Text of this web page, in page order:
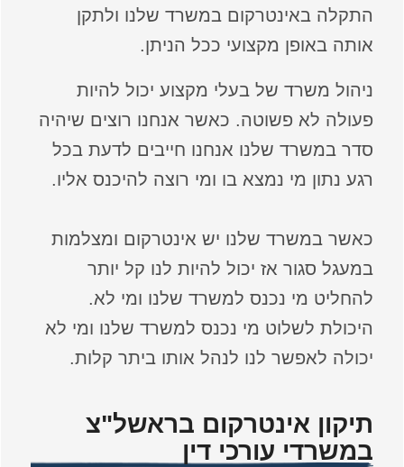
התקלה באינטרקום במשרד שלנו ולתקן
אותה באופן מקצועי ככל הניתן.
ניהול משרד של בעלי מקצוע יכול להיות
פעולה לא פשוטה. כאשר אנחנו רוצים שיהיה
סדר במשרד שלנו אנחנו חייבים לדעת בכל
רגע נתון מי נמצא בו ומי רוצה להיכנס אליו.
כאשר במשרד שלנו יש אינטרקום ומצלמות
במעגל סגור אז יכול להיות לנו קל יותר
להחליט מי נכנס למשרד שלנו ומי לא.
היכולת לשלוט מי נכנס למשרד שלנו ומי לא
יכולה לאפשר לנו לנהל אותו ביתר קלות.
תיקון אינטרקום בראשל"צ
במשרדי עורכי דין